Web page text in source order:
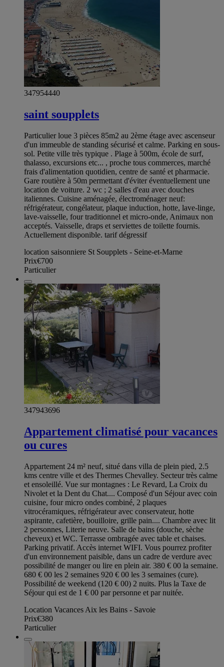
347954440
saint soupplets
Particulier loue 3 pièces 85m2 au 2ème étage avec ascenseur
d'un immeuble de standing sécurisé et calme. Parking en sous-
sol. Petite ville très typique . Plage à 500m, école de surf,
thalasso, excursions etc... , proche tous commerces, marché
frais d'alimentation quotidien, centre de santé et pharmacie.
Gare routière à 50m permettant d'éviter éventuellement une
location de voiture. 2 wc ; 2 salles d'eau avec douches
italiennes. Cuisine aménagée, électroménager neuf:
réfrigérateur, congélateur, plaque induction, hotte, lave-linge,
lave-vaisselle, four traditionnel et micro-onde, Animaux non
acceptés. Vaisselle, draps et serviettes de toilette fournis.
Actuellement disponible. tarif dégressif
location saisonniere St Soupplets - Seine-et-Marne
Prix€700
Particulier
347943696
Appartement climatisé pour vacances
ou cures
Appartement 24 m² neuf, situé dans villa de plein pied, 2.5
kms centre ville et des Thermes Chevalley. Secteur très calme
et ensoleillé. Vue sur montagnes : Le Revard, La Croix du
Nivolet et la Dent du Chat.... Composé d'un Séjour avec coin
cuisine, four micro ondes combiné, 2 plaques
vitrocéramiques, réfrigérateur avec conservateur, hotte
aspirante, cafetière, bouilloire, grille pain.... Chambre avec lit
2 personnes, Literie neuve. Salle de bains (douche, sèche
cheveux) et WC. Terrasse ombragée avec table et chaises.
Parking privatif. Accès internet WIFI. Vous pourrez profiter
d'un environnement paisible, dans un cadre de verdure avec
possibilité de manger ou lire en plein air. 380 € 00 la semaine.
680 € 00 les 2 semaines 920 € 00 les 3 semaines (cure).
Possibilité de weekend (120 € 00) 2 nuits. Plus la Taxe de
Séjour qui est de 1 € 00 par personne et par nuitée.
Location Vacances Aix les Bains - Savoie
Prix€380
Particulier